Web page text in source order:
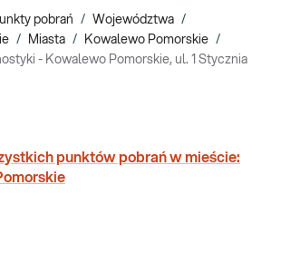
pobrań / Województwa /
/ Miasta / Kowalewo Pomorskie /
- Kowalewo Pomorskie, ul. 1 Stycznia
punktów pobrań w mieście: